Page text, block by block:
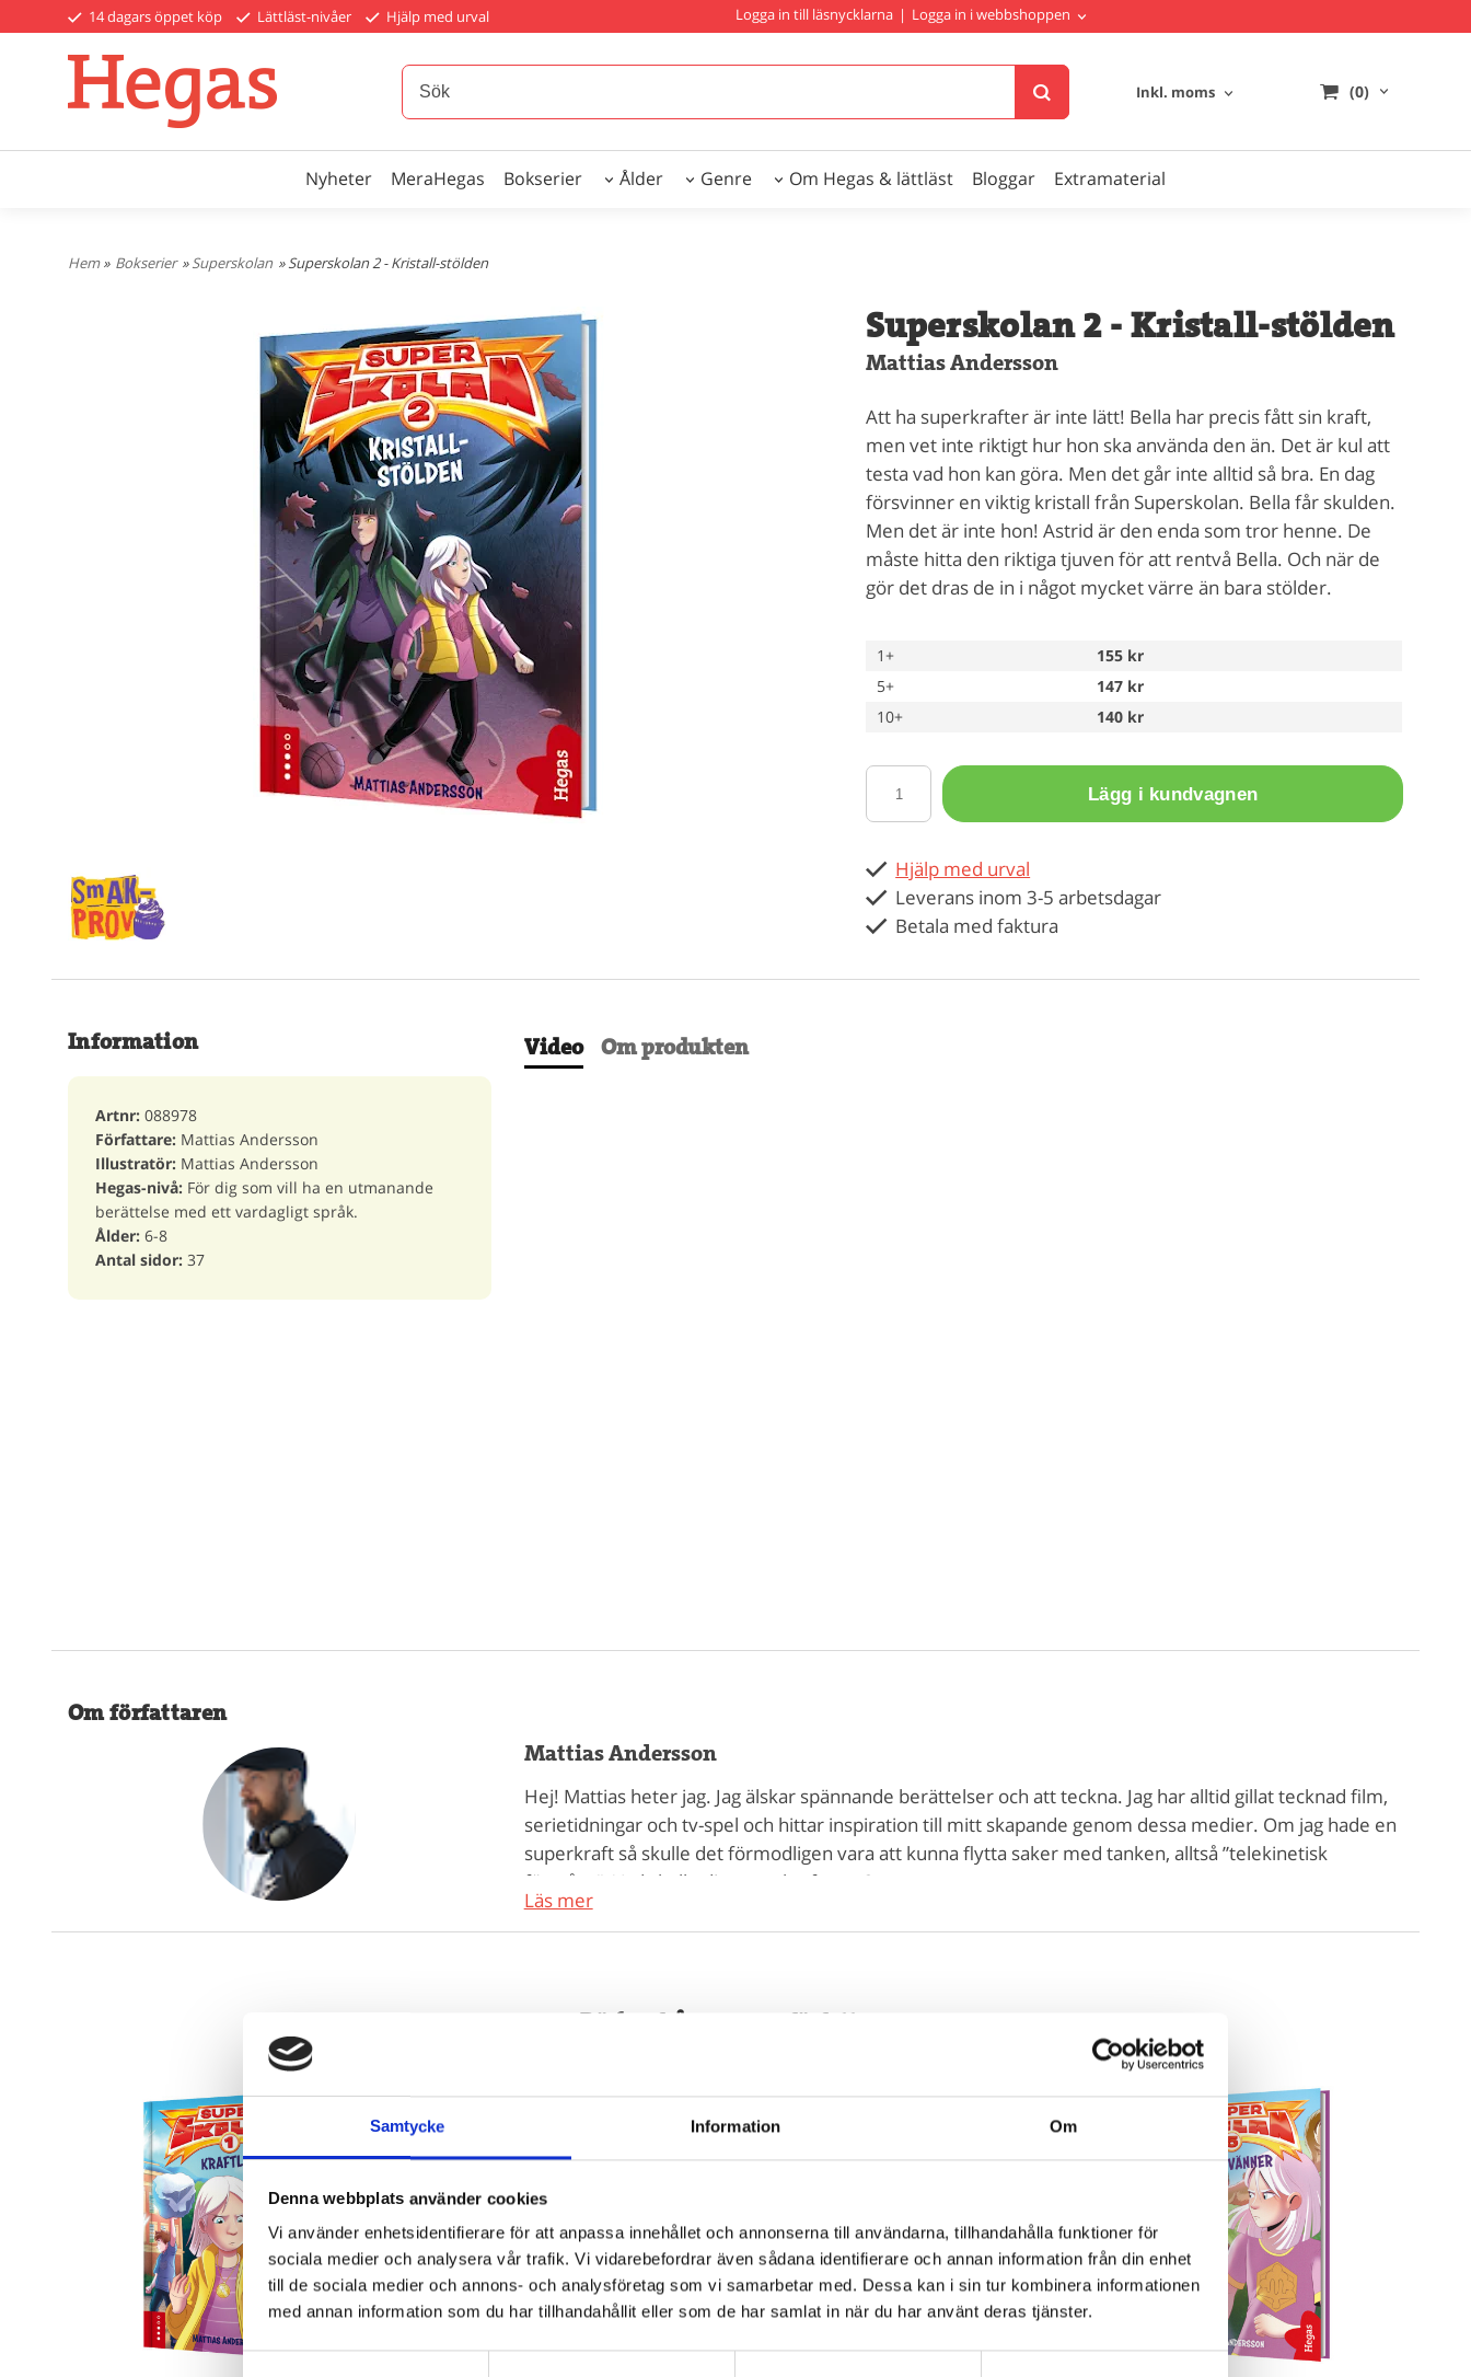
Samtycke Information Om
Denna webbplats använder cookies
Vi använder enhetsidentifierare för att anpassa innehållet och annonserna till användarna, tillhandahålla funktioner för
sociala medier och analysera vår trafik. Vi vidarebefordrar även sådana identifierare och annan information från din enhet
till de sociala medier och annons- och analysföretag som vi samarbetar med. Dessa kan i sin tur kombinera informationen
med annan information som du har tillhandahållit eller som de har samlat in när du har använt deras tjänster.
14 dagars öppet köp Lättläst-nivåer Hjälp med urval Logga in till läsnycklarna | Logga in i webbshoppen
Inkl. moms (0)
Nyheter MeraHegas Bokserier Ålder Genre Om Hegas & lättläst Bloggar Extramaterial
Hem» Bokserier »Superskolan » Superskolan 2 - Kristall-stölden
Superskolan 2 - Kristall-stölden
Mattias Andersson
Att ha superkrafter är inte lätt! Bella har precis fått sin kraft,
men vet inte riktigt hur hon ska använda den än. Det är kul att
testa vad hon kan göra. Men det går inte alltid så bra. En dag
försvinner en viktig kristall från Superskolan. Bella får skulden.
Men det är inte hon! Astrid är den enda som tror henne. De
måste hitta den riktiga tjuven för att rentvå Bella. Och när de
gör det dras de in i något mycket värre än bara stölder.
1+
155 kr
5+
147 kr
10+
140 kr
Lägg i kundvagnen
Hjälp med urval
Leverans inom 3-5 arbetsdagar
Betala med faktura
Information
Artnr: 088978
Författare: Mattias Andersson
Illustratör: Mattias Andersson
Hegas-nivå: För dig som vill ha en utmanande
berättelse med ett vardagligt språk.
Ålder: 6-8
Antal sidor: 37
Video Om produkten
Om författaren
Mattias Andersson
Hej! Mattias heter jag. Jag älskar spännande berättelser och att teckna. Jag har alltid gillat tecknad film,
serietidningar och tv-spel och hittar inspiration till mitt skapande genom dessa medier. Om jag hade en
superkraft så skulle det förmodligen vara att kunna flytta saker med tanken, alltså ”telekinetisk
förmåga”. Vad skulle din superkraft vara?
Läs mer
Böcker från samma författare